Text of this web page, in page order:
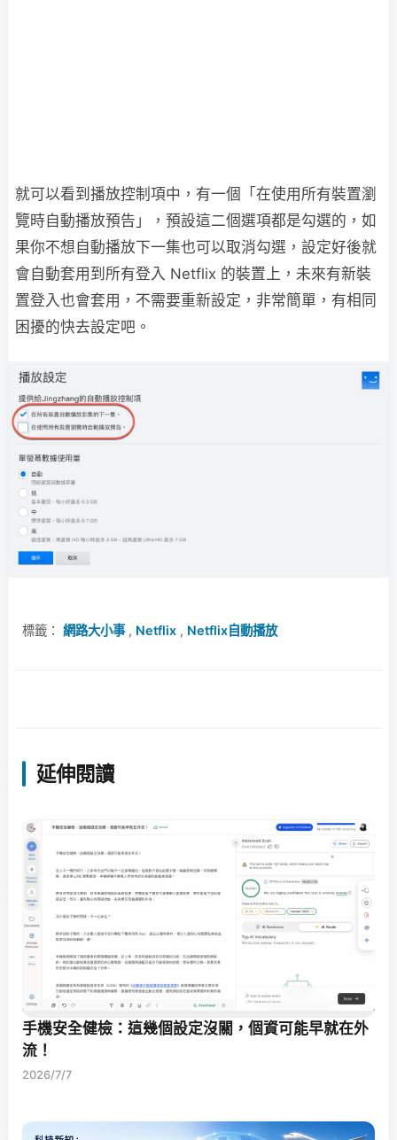
就可以看到播放控制項中，有一個「在使用所有裝置瀏
覽時自動播放預告」，預設這二個選項都是勾選的，如
果你不想自動播放下一集也可以取消勾選，設定好後就
會自動套用到所有登入 Netflix 的裝置上，未來有新裝
置登入也會套用，不需要重新設定，非常簡單，有相同
困擾的快去設定吧。
標籤： 網路大小事, Netflix , Netflix自動播放
延伸閱讀
手機安全健檢：這幾個設定沒關，個資可能早就在外
流！
2026/7/7